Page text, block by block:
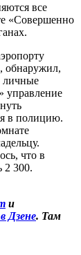
все
«Совершенно
обнаружил,
личные
управление
в полицию.
что в
2 300.
и
Дзене. Там